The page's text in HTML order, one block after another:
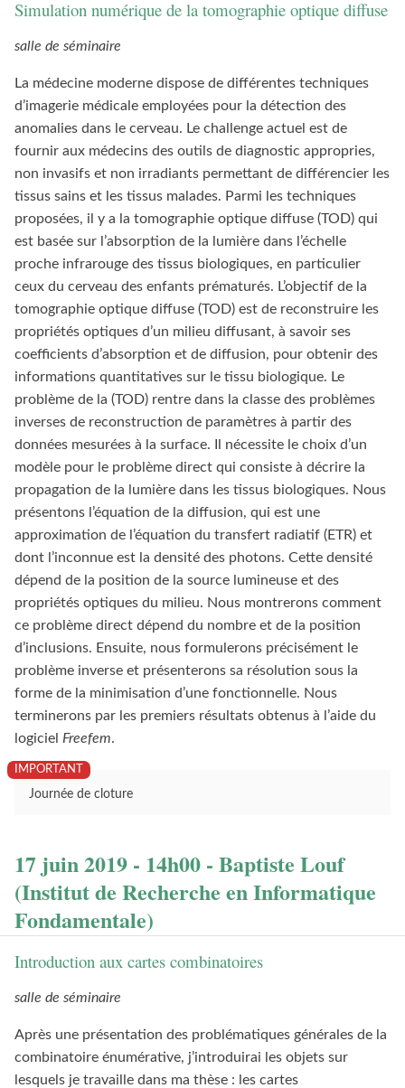
Simulation numérique de la tomographie optique diffuse
salle de séminaire
La médecine moderne dispose de différentes techniques
d’imagerie médicale employées pour la détection des
anomalies dans le cerveau. Le challenge actuel est de
fournir aux médecins des outils de diagnostic appropries,
non invasifs et non irradiants permettant de différencier les
tissus sains et les tissus malades. Parmi les techniques
proposées, il y a la tomographie optique diffuse (TOD) qui
est basée sur l’absorption de la lumière dans l’échelle
proche infrarouge des tissus biologiques, en particulier
ceux du cerveau des enfants prématurés. L’objectif de la
tomographie optique diffuse (TOD) est de reconstruire les
propriétés optiques d’un milieu diffusant, à savoir ses
coefficients d’absorption et de diffusion, pour obtenir des
informations quantitatives sur le tissu biologique. Le
problème de la (TOD) rentre dans la classe des problèmes
inverses de reconstruction de paramètres à partir des
données mesurées à la surface. Il nécessite le choix d’un
modèle pour le problème direct qui consiste à décrire la
propagation de la lumière dans les tissus biologiques. Nous
présentons l’équation de la diffusion, qui est une
approximation de l’équation du transfert radiatif (ETR) et
dont l’inconnue est la densité des photons. Cette densité
dépend de la position de la source lumineuse et des
propriétés optiques du milieu. Nous montrerons comment
ce problème direct dépend du nombre et de la position
d’inclusions. Ensuite, nous formulerons précisément le
problème inverse et présenterons sa résolution sous la
forme de la minimisation d’une fonctionnelle. Nous
terminerons par les premiers résultats obtenus à l’aide du
logiciel Freefem.
Journée de cloture
17 juin 2019 - 14h00 - Baptiste Louf
(Institut de Recherche en Informatique
Fondamentale)
Introduction aux cartes combinatoires
salle de séminaire
Après une présentation des problématiques générales de la
combinatoire énumérative, j’introduirai les objets sur
lesquels je travaille dans ma thèse : les cartes